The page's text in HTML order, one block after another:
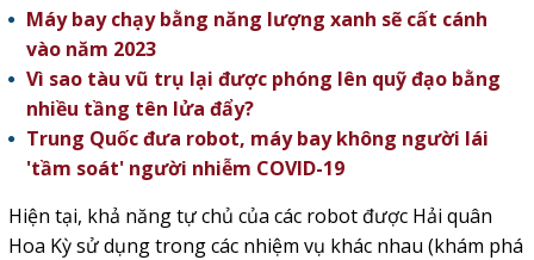
Máy bay chạy bằng năng lượng xanh sẽ cất cánh
vào năm 2023
Vì sao tàu vũ trụ lại được phóng lên quỹ đạo bằng
nhiều tầng tên lửa đẩy?
Trung Quốc đưa robot, máy bay không người lái
'tầm soát' người nhiễm COVID-19
Hiện tại, khả năng tự chủ của các robot được Hải quân
Hoa Kỳ sử dụng trong các nhiệm vụ khác nhau (khám phá